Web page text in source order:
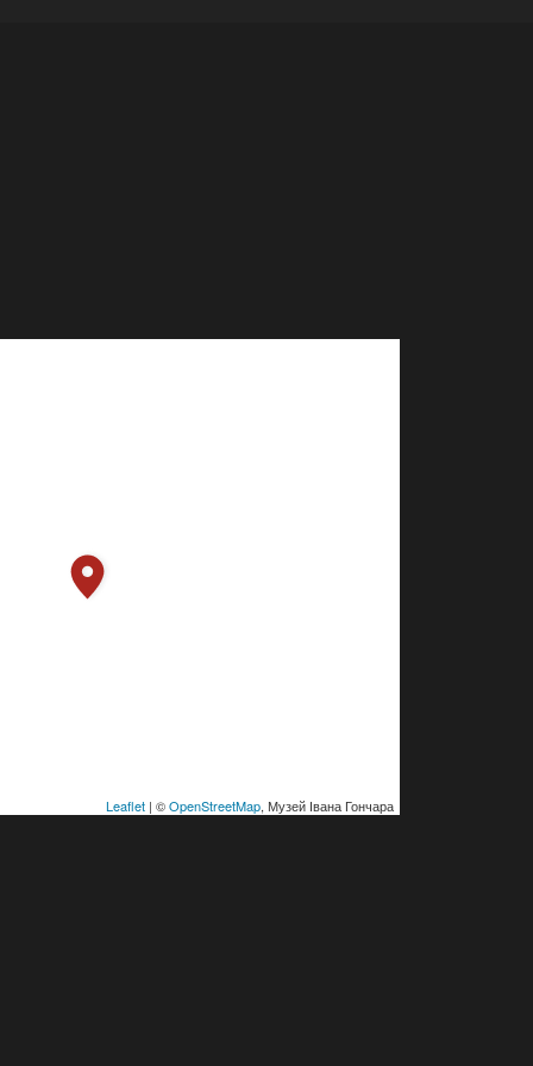
Leaflet | ©OpenStreetMap, Музей Івана Гончара